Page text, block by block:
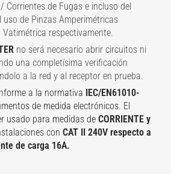
Corrientes de Fugas e incluso del
uso de Pinzas Amperimétricas
Vatimétrica respectivamente.
no será necesario abrir circuitos ni
una completísima verificación
a la red y al receptor en prueba.
a la normativa
IEC/EN61010-
de medida electrónicos. El
usado para medidas de CORRIENTE y
con CAT II 240V respecto a
de carga 16A.